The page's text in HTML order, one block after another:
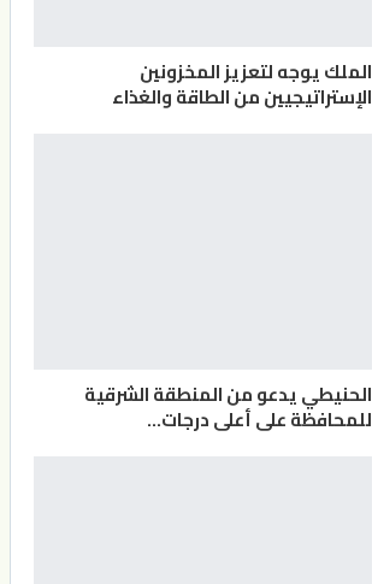
الملك يوجه لتعزيز المخزونين
الإستراتيجيين من الطاقة والغذاء
الحنيطي يدعو من المنطقة الشرقية
للمحافظة على أعلى درجات…